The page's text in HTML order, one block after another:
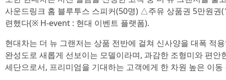
사운드링크 홈 블루투스 스피커(50명) △주유 상품권 5만원권
련했다(※ H-event : 현대 이벤트 플랫폼).
현대차는 더 뉴 그랜저는 상품 전반에 걸쳐 신사양을 대폭 적
완성도로 새롭게 선보이는 모델이라며, 과감한 조형미와 편
세단으로서, 프리미엄을 기대하는 고객에게 한 차원 높은 이